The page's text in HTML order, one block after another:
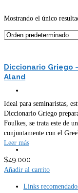
Carro
Mi cuenta
Mostrando el único
Diccionario Griego
Aland
Ideal para seminaristas,
Diccionario Griego
Foulkes, se trata este de
conjuntamente con el
Leer más
$49.000
Añadir al carrito
Links